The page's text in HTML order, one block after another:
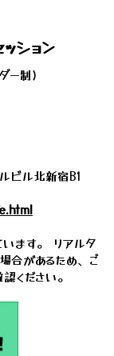
ション
ー制)
ビル北新宿B1
ます。 リアルタ
合があるため、ご
ください。